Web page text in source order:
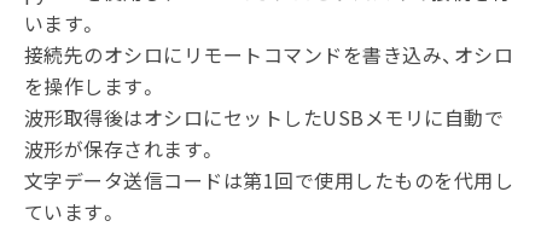
います。
接続先のオシロにリモートコマンドを書き込み、オシロ
を操作します。
波形取得後はオシロにセットしたUSBメモリに自動で
波形が保存されます。
文字データ送信コードは第1回で使用したものを代用し
ています。